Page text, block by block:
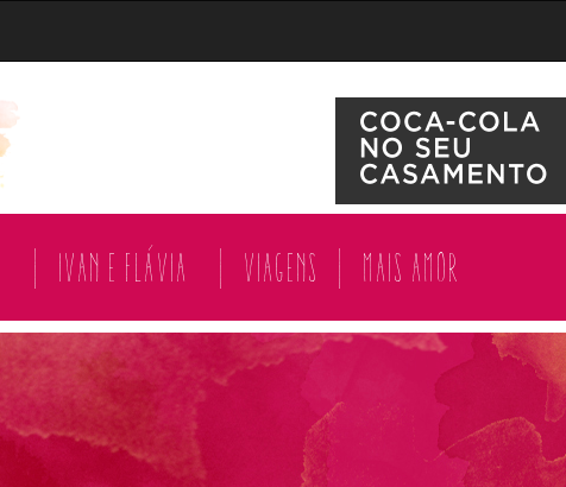
| Ivan e Flávia | Viagens | Mais amor